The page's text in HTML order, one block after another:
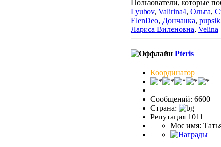
Пользователи, которые
Lyubov, Valirina4, Ольга,
ElenDeo, Дончанка, pupsik
Лариса Виленовна, Velina
Pteris
Координатор
Сообщений: 6600
Страна:
Репутация 1011
Мое имя: